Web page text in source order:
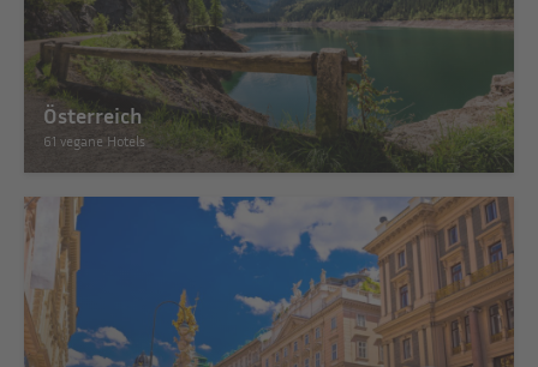
Österreich
61 vegane Hotels